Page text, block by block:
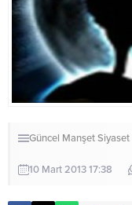
Güncel ManşetSiyaset
10 Mart 2013 17:38